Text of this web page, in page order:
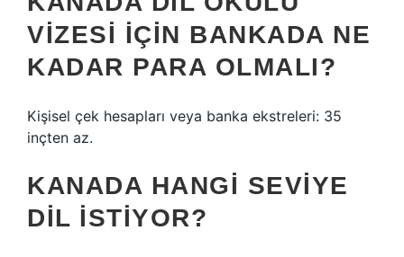
VIZESI IÇIN BANKADA NE
KADAR PARA OLMALI?
Kişisel çek hesapları veya banka ekstreleri: 35
inçten az.
KANADA HANGI SEVIYE
DIL ISTIYOR?